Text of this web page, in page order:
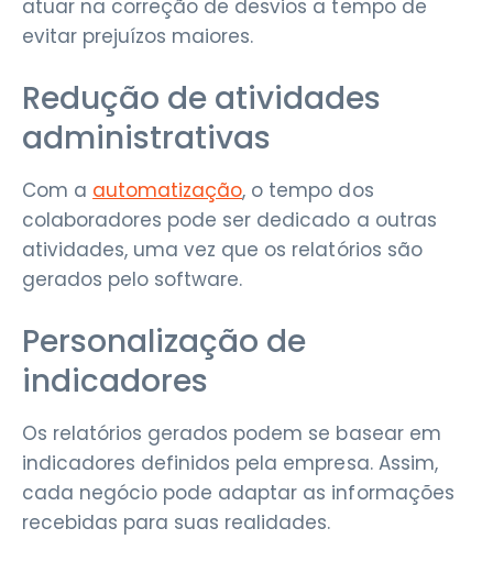
atuar na correção de desvios a tempo de
evitar prejuízos maiores.
Redução de atividades
administrativas
Com a automatização, o tempo dos
colaboradores pode ser dedicado a outras
atividades, uma vez que os relatórios são
gerados pelo software.
Personalização de
indicadores
Os relatórios gerados podem se basear em
indicadores definidos pela empresa. Assim,
cada negócio pode adaptar as informações
recebidas para suas realidades.